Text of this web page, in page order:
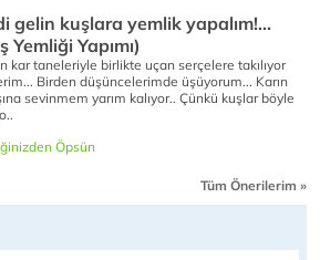
gelin kuşlara yemlik yapalım!...
Yemliği Yapımı)
kar taneleriyle birlikte uçan serçelere takılıyor
Birden düşüncelerimde üşüyorum... Karın
sevinmem yarım kalıyor.. Çünkü kuşlar böyle
Öpsün
Tüm Önerilerim »